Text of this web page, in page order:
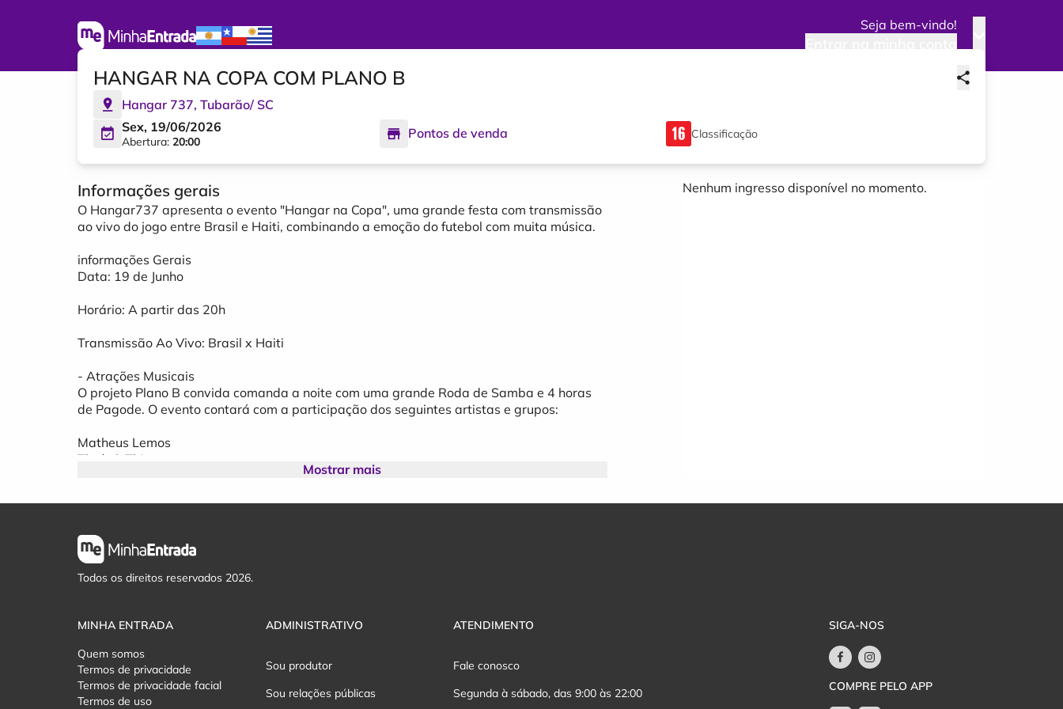
Seja bem-vindo!
HANGAR NA COPA COM PLANO B
Hangar 737, Tubarão/ SC
Sex, 19/06/2026
Abertura: 20:00
Pontos de venda Classificação
Informações gerais
O Hangar737 apresenta o evento "Hangar na Copa", uma grande festa com transmissão
ao vivo do jogo entre Brasil e Haiti, combinando a emoção do futebol com muita música.
informações Gerais
Data: 19 de Junho
Horário: A partir das 20h
Transmissão Ao Vivo: Brasil x Haiti
- Atrações Musicais
O projeto Plano B convida comanda a noite com uma grande Roda de Samba e 4 horas
de Pagode. O evento contará com a participação dos seguintes artistas e grupos:
Matheus Lemos
Thaís & Thiago
Carol Morena
Diretrix
Tendência
Mostrar mais
Nenhum ingresso disponível no momento.
Todos os direitos reservados 2026.
MINHA ENTRADA
Quem somos
Termos de privacidade
Termos de privacidade facial
Termos de uso
ADMINISTRATIVO
Sou produtor
Sou relações públicas
ATENDIMENTO
Fale conosco
Segunda à sábado, das 9:00 às 22:00
SIGA-NOS
COMPRE PELO APP